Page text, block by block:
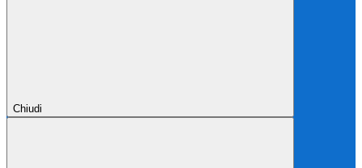
Chiudi